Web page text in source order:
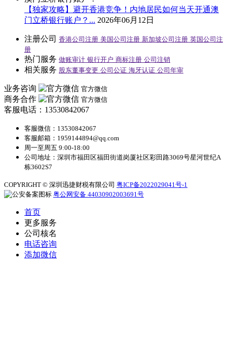
【独家攻略】避开香港竞争！内地居民如何当天开通澳
门立桥银行账户？... 2026年06月12日
注册公司 香港公司注册 美国公司注册 新加坡公司注册 英国公司注
册
热门服务 做账审计 银行开户 商标注册 公司注销
相关服务 股东董事变更 公司公证 海牙认证 公司年审
业务咨询 官方微信
商务合作 官方微信
客服电话：13530842067
客服微信：13530842067
客服邮箱：1959144894@qq.com
周一至周五 9:00-18:00
公司地址：深圳市福田区福田街道岗厦社区彩田路3069号星河世纪A
栋3602S7
COPYRIGHT © 深圳迅捷财税有限公司 粤ICP备2022029041号-1
粤公网安备 44030902003691号
首页
更多服务
公司核名
电话咨询
添加微信